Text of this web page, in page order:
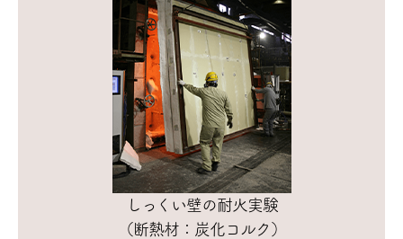
しっくい壁の耐火実験
（断熱材：炭化コルク）